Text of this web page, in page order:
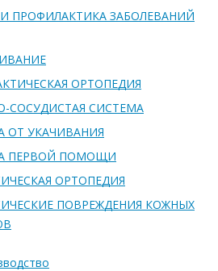
И ПРОФИЛАКТИКА ЗАБОЛЕВАНИЙ
ОРТОПЕДИЯ
СОСУДИСТАЯ СИСТЕМА
ОТ УКАЧИВАНИЯ
ПЕРВОЙ ПОМОЩИ
ОРТОПЕДИЯ
ПОВРЕЖДЕНИЯ КОЖНЫХ